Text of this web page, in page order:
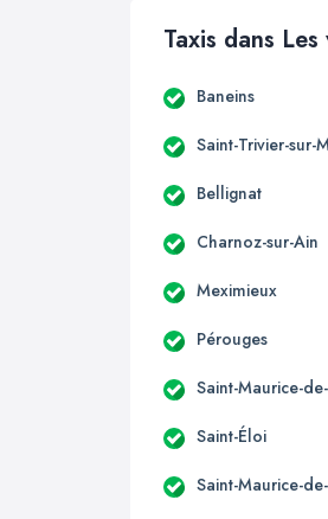
Taxis dans
Baneins
Saint-Trivier-sur-
Bellignat
Charnoz-sur-Ain
Meximieux
Pérouges
Saint-Maurice-
Saint-Éloi
Saint-Maurice-